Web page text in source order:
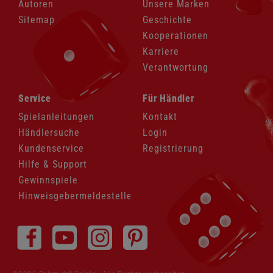
Autoren
Sitemap
Unsere Marken
Geschichte
Kooperationen
Karriere
Verantwortung
Navigation
überspringen
Service
Spielanleitungen
Händlersuche
Kundenservice
Hilfe & Support
Gewinnspiele
Hinweisgebermeldestelle
Navigation
überspringen
Für Händler
Kontakt
Login
Registrierung
überspringen